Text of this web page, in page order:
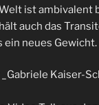
ist ambivalent
auch das
ein neues Gewicht.
Kaiser-